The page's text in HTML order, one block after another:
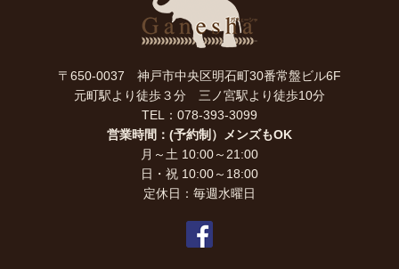
〒650-0037 神戸市中央区明石町30番常盤ビル6F
元町駅より徒歩３分 三ノ宮駅より徒歩10分
TEL：078-393-3099
営業時間：(予約制）メンズもOK
月～土 10:00～21:00
日・祝 10:00～18:00
定休日：毎週水曜日